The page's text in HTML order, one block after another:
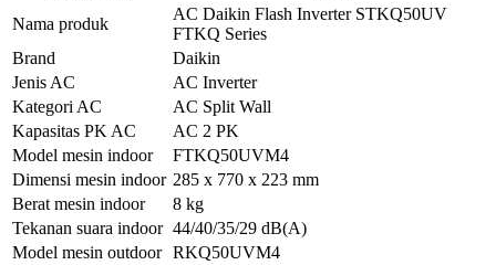
Nama produk
AC Daikin Flash Inverter STKQ50UV
FTKQ Series
Brand
Daikin
Jenis AC
AC Inverter
Kategori AC
AC Split Wall
Kapasitas PK AC
AC 2 PK
Model mesin indoor
FTKQ50UVM4
Dimensi mesin indoor 285 x 770 x 223 mm
Berat mesin indoor
8 kg
Tekanan suara indoor 44/40/35/29 dB(A)
Model mesin outdoor RKQ50UVM4